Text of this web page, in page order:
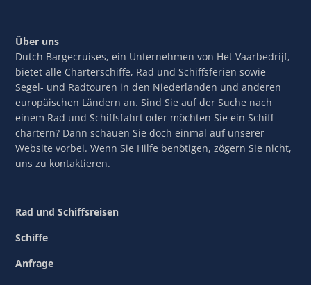
Über uns
Dutch Bargecruises, ein Unternehmen von Het Vaarbedrijf,
bietet alle Charterschiffe, Rad und Schiffsferien sowie
Segel- und Radtouren in den Niederlanden und anderen
europäischen Ländern an. Sind Sie auf der Suche nach
einem Rad und Schiffsfahrt oder möchten Sie ein Schiff
chartern? Dann schauen Sie doch einmal auf unserer
Website vorbei. Wenn Sie Hilfe benötigen, zögern Sie nicht,
uns zu kontaktieren.
Rad und Schiffsreisen
Schiffe
Anfrage